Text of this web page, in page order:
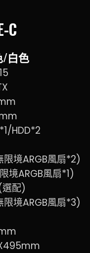
C
/白色
HDD*2
境ARGB風扇*2)
境ARGB風扇*1)
配)
境ARGB風扇*3)